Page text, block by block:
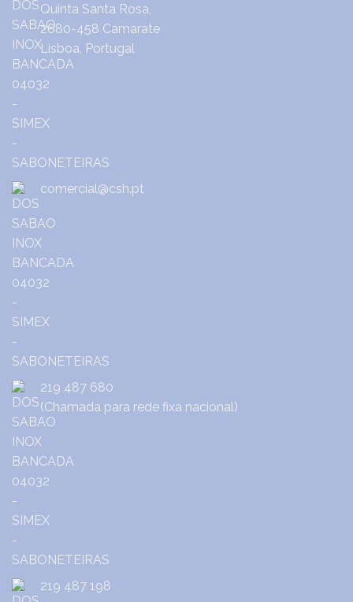
Quinta Santa Rosa,
2680-458 Camarate
Lisboa, Portugal
comercial@csh.pt
219 487 680
(Chamada para rede fixa nacional)
219 487 198